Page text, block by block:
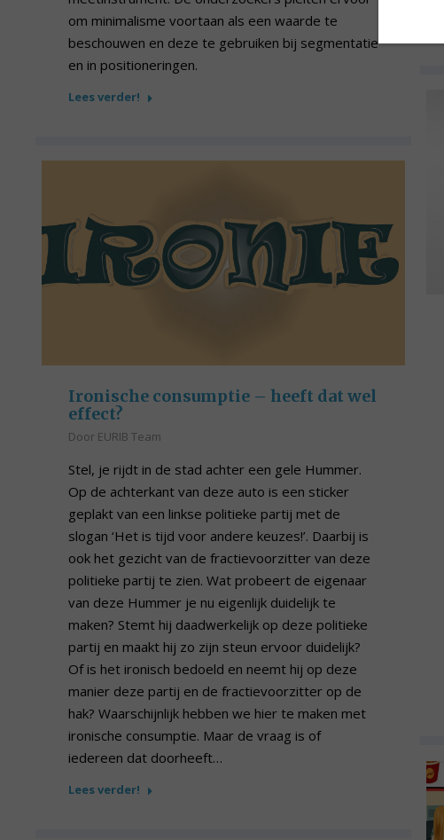
om minimalisme voortaan als een waarde te
beschouwen en deze te gebruiken bij segmentatie
en in positioneringen.
Lees verder!
Ironische consumptie – heeft dat wel
effect?
Door EURIB Team
Stel, je rijdt in de stad achter een gele Hummer.
Op de achterkant van deze auto is een sticker
geplakt van een linkse politieke partij met de
slogan ‘Het is tijd voor andere keuzes!’. Daarbij is
ook het gezicht van de fractievoorzitter van deze
politieke partij te zien. Wat probeert de eigenaar
van deze Hummer je nu eigenlijk duidelijk te
maken? Stemt hij daadwerkelijk op deze politieke
partij en maakt hij zo zijn steun ervoor duidelijk?
Of is het ironisch bedoeld en neemt hij op deze
manier deze partij en de fractievoorzitter op de
hak? Waarschijnlijk hebben we hier te maken met
ironische consumptie. Maar de vraag is of
iedereen dat doorheeft…
Lees verder!